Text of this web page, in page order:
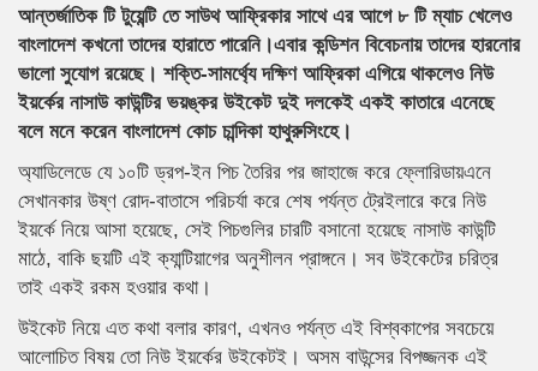
আন্তর্জাতিক টি টুয়েন্টি তে সাউথ আফ্রিকার সাথে এর আগে ৮ টি ম্যাচ খেলেও
বাংলাদেশ কখনো তাদের হারাতে পারেনি।এবার কন্ডিশন বিবেচনায় তাদের হারনোর
ভালো সুযোগ রয়েছে। শক্তি-সামর্থ্যে দক্ষিণ আফ্রিকা এগিয়ে থাকলেও নিউ
ইয়র্কের নাসাউ কাউন্টির ভয়ঙ্কর উইকেট দুই দলকেই একই কাতারে এনেছে
বলে মনে করেন বাংলাদেশ কোচ চান্দিকা হাথুরুসিংহে।
অ্যাডিলেডে যে ১০টি ড্রপ-ইন পিচ তৈরির পর জাহাজে করে ফ্লোরিডায়এনে
সেখানকার উষ্ণ রোদ-বাতাসে পরিচর্যা করে শেষ পর্যন্ত ট্রেইলারে করে নিউ
ইয়র্কে নিয়ে আসা হয়েছে, সেই পিচগুলির চারটি বসানো হয়েছে নাসাউ কাউন্টি
মাঠে, বাকি ছয়টি এই ক্যান্টিয়াগের অনুশীলন প্রাঙ্গনে। সব উইকেটের চরিত্র
তাই একই রকম হওয়ার কথা।
উইকেট নিয়ে এত কথা বলার কারণ, এখনও পর্যন্ত এই বিশ্বকাপের সবচেয়ে
আলোচিত বিষয় তো নিউ ইয়র্কের উইকেটই। অসম বাউন্সের বিপজ্জনক এই